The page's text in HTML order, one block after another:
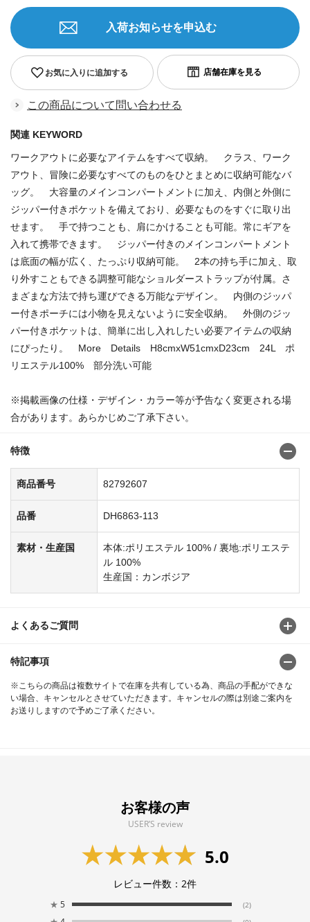
お気に入りに追加する
入荷お知らせを申込む
この商品について問い合わせる
関連 KEYWORD
ワークアウトに必要なアイテムをすべて収納。 クラス、ワーク
アウト、冒険に必要なすべてのものをひとまとめに収納可能なバ
ッグ。 大容量のメインコンパートメントに加え、内側と外側に
ジッパー付きポケットを備えており、必要なものをすぐに取り出
せます。 手で持つことも、肩にかけることも可能。常にギアを
入れて携帯できます。 ジッパー付きのメインコンパートメント
は底面の幅が広く、たっぷり収納可能。 2本の持ち手に加え、取
り外すこともできる調整可能なショルダーストラップが付属。さ
まざまな方法で持ち運びできる万能なデザイン。 内側のジッパ
ー付きポーチには小物を見えないように安全収納。 外側のジッ
パー付きポケットは、簡単に出し入れしたい必要アイテムの収納
にぴったり。 More Details H8cmxW51cmxD23cm 24L ポ
リエステル100% 部分洗い可能
※掲載画像の仕様・デザイン・カラー等が予告なく変更される場
合があります。あらかじめご了承下さい。
特徴
商品番号 82792607
品番 DH6863-113
素材・生産国
本体:ポリエステル 100% / 裏地:ポリエステ
ル 100%
生産国：カンボジア
よくあるご質問
特記事項
※こちらの商品は複数サイトで在庫を共有している為、商品の手配ができな
い場合、キャンセルとさせていただきます。キャンセルの際は別途ご案内を
お送りしますので予めご了承ください。
お客様の声
USER’S review
5.0
レビュー件数： 2件
★ 5 (2)